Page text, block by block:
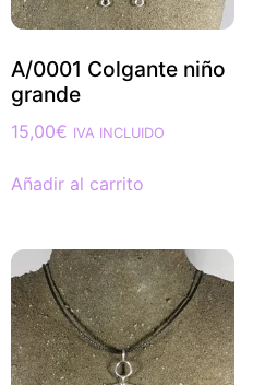
A/0001 Colgante niño
grande
15,00€ IVA INCLUIDO
Añadir al carrito